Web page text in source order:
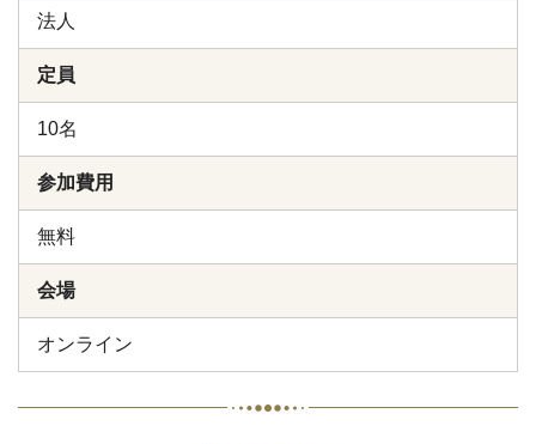
法人
定員
10名
参加費用
無料
会場
オンライン